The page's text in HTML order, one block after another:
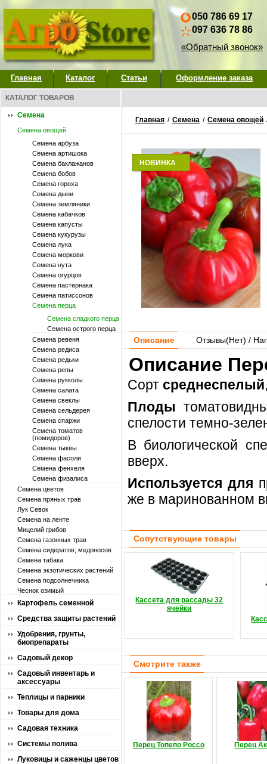
050 786 69 17
097 636 78 86
«Обратный звонок»
Главная Каталог Статьи Оформление заказа
КАТАЛОГ ТОВАРОВ
Семена
Семена овощей
Семена арбуза
Семена артишока
Семена баклажанов
Семена бобов
Семена гороха
Семена дыни
Семена земляники
Семена кабачков
Семена капусты
Семена кукурузы
Семена лука
Семена моркови
Семена нута
Семена огурцов
Семена пастернака
Семена патиссонов
Семена перца
Семена сладкого перца
Семена острого перца
Семена ревеня
Семена редиса
Семена редьки
Семена репы
Семена рукколы
Семена салата
Семена свеклы
Семена сельдерея
Семена спаржи
Семена томатов
(помидоров)
Семена тыквы
Семена фасоли
Семена фенхеля
Семена физалиса
Семена цветов
Семена пряных трав
Лук Севок
Семена на ленте
Мицелий грибов
Семена газонных трав
Семена сидератов, медоносов
Семена табака
Семена экзотических растений
Семена подсолнечника
Чеснок озимый
Картофель семенной
Средства защиты растений
Удобрения, грунты,
биопрепараты
Садовый декор
Садовый инвентарь и
аксессуары
Теплицы и парники
Товары для дома
Садовая техника
Системы полива
Луковицы и саженцы цветов
Главная / Семена / Семена овощей
НОВИНКА
Описание Отзывы(Нет) /
Описание
Сорт среднеспелый
Плоды
спелости темно-
В биологической
вверх.
Используется для
же в маринованном
Сопутствующие товары
Кассета для рассады 32
ячейки
Смотрите также
Перец Топепо Россо Перец